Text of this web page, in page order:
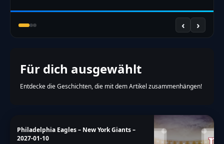
‹ ›
Für dich ausgewählt
Entdecke die Geschichten, die mit dem Artikel zusammenhängen!
Philadelphia Eagles – New York Giants –
2027-01-10